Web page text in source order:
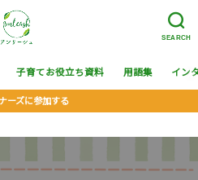
SEARCH
子育てお役立ち資料 用語集 イン
ーズに参加する